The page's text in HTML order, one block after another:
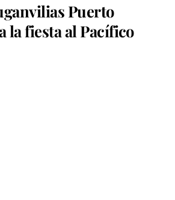
Puerto
la fiesta al Pacífico